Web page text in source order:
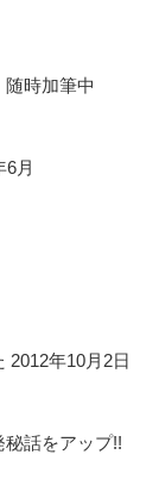
随時加筆中
6月
2012年10月2日
話をアップ!!